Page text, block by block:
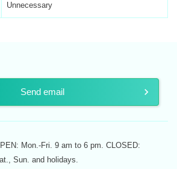
Unnecessary
Send email
Mon.-Fri. 9 am to 6 pm. CLOSED:
Sun. and holidays.